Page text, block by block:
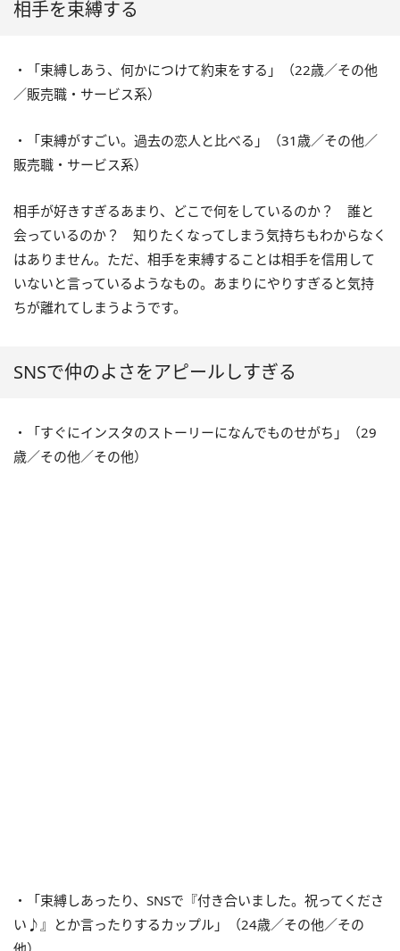
相手を束縛する
・「束縛しあう、何かにつけて約束をする」（22歳／その他
／販売職・サービス系）
・「束縛がすごい。過去の恋人と比べる」（31歳／その他／
販売職・サービス系）
相手が好きすぎるあまり、どこで何をしているのか？ 誰と
会っているのか？ 知りたくなってしまう気持ちもわからなく
はありません。ただ、相手を束縛することは相手を信用して
いないと言っているようなもの。あまりにやりすぎると気持
ちが離れてしまうようです。
SNSで仲のよさをアピールしすぎる
・「すぐにインスタのストーリーになんでものせがち」（29
歳／その他／その他）
・「束縛しあったり、SNSで『付き合いました。祝ってくださ
い♪』とか言ったりするカップル」（24歳／その他／その